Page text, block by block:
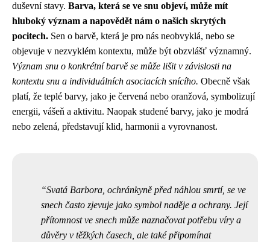
duševní stavy. Barva, která se ve snu objeví, může mít
hluboký význam a napovědět nám o našich skrytých
pocitech. Sen o barvě, která je pro nás neobvyklá, nebo se
objevuje v nezvyklém kontextu, může být obzvlášť významný.
Význam snu o konkrétní barvě se může lišit v závislosti na
kontextu snu a individuálních asociacích snícího. Obecně však
platí, že teplé barvy, jako je červená nebo oranžová, symbolizují
energii, vášeň a aktivitu. Naopak studené barvy, jako je modrá
nebo zelená, představují klid, harmonii a vyrovnanost.
Svatá Barbora, ochránkyně před náhlou smrtí, se ve
snech často zjevuje jako symbol naděje a ochrany. Její
přítomnost ve snech může naznačovat potřebu víry a
důvěry v těžkých časech, ale také připomínat